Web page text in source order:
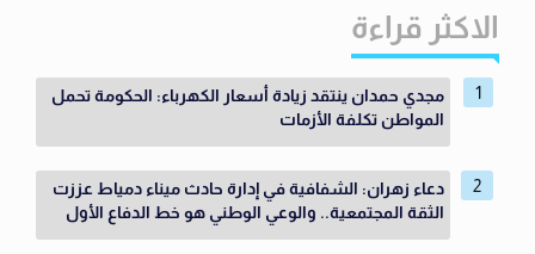
الاكثر قراءة
مجدي حمدان ينتقد زيادة أسعار الكهرباء: الحكومة تحمل
المواطن تكلفة الأزمات
دعاء زهران: الشفافية في إدارة حادث ميناء دمياط عززت
الثقة المجتمعية.. والوعي الوطني هو خط الدفاع الأول